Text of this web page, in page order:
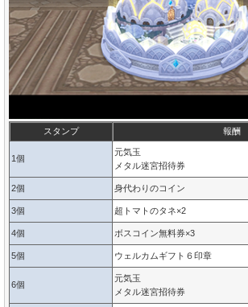
スタンプ 報酬
1個
元気玉
メタル迷宮招待券
2個 身代わりのコイン
3個 超トマトのタネ×2
4個 ボスコイン無料券×3
5個 ウェルカムギフト６印章
6個
元気玉
メタル迷宮招待券